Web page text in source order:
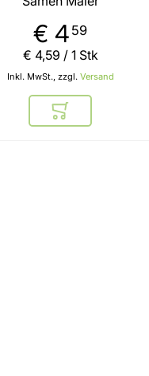
€ 4 59
Inkl. MwSt., zzgl. Versand
€ 4,59 / 1 Stk
In den